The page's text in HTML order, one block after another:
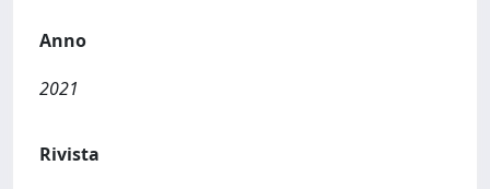
Anno
2021
Rivista